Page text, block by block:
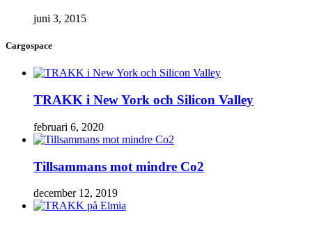
juni 3, 2015
Cargospace
TRAKK i New York och Silicon Valley
februari 6, 2020
Tillsammans mot mindre Co2
december 12, 2019